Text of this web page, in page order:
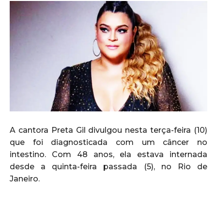
A cantora Preta Gil divulgou nesta terça-feira (10)
que foi diagnosticada com um câncer no
intestino. Com 48 anos, ela estava internada
desde a quinta-feira passada (5), no Rio de
Janeiro.